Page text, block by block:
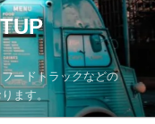
ードトラックなどの
ます。